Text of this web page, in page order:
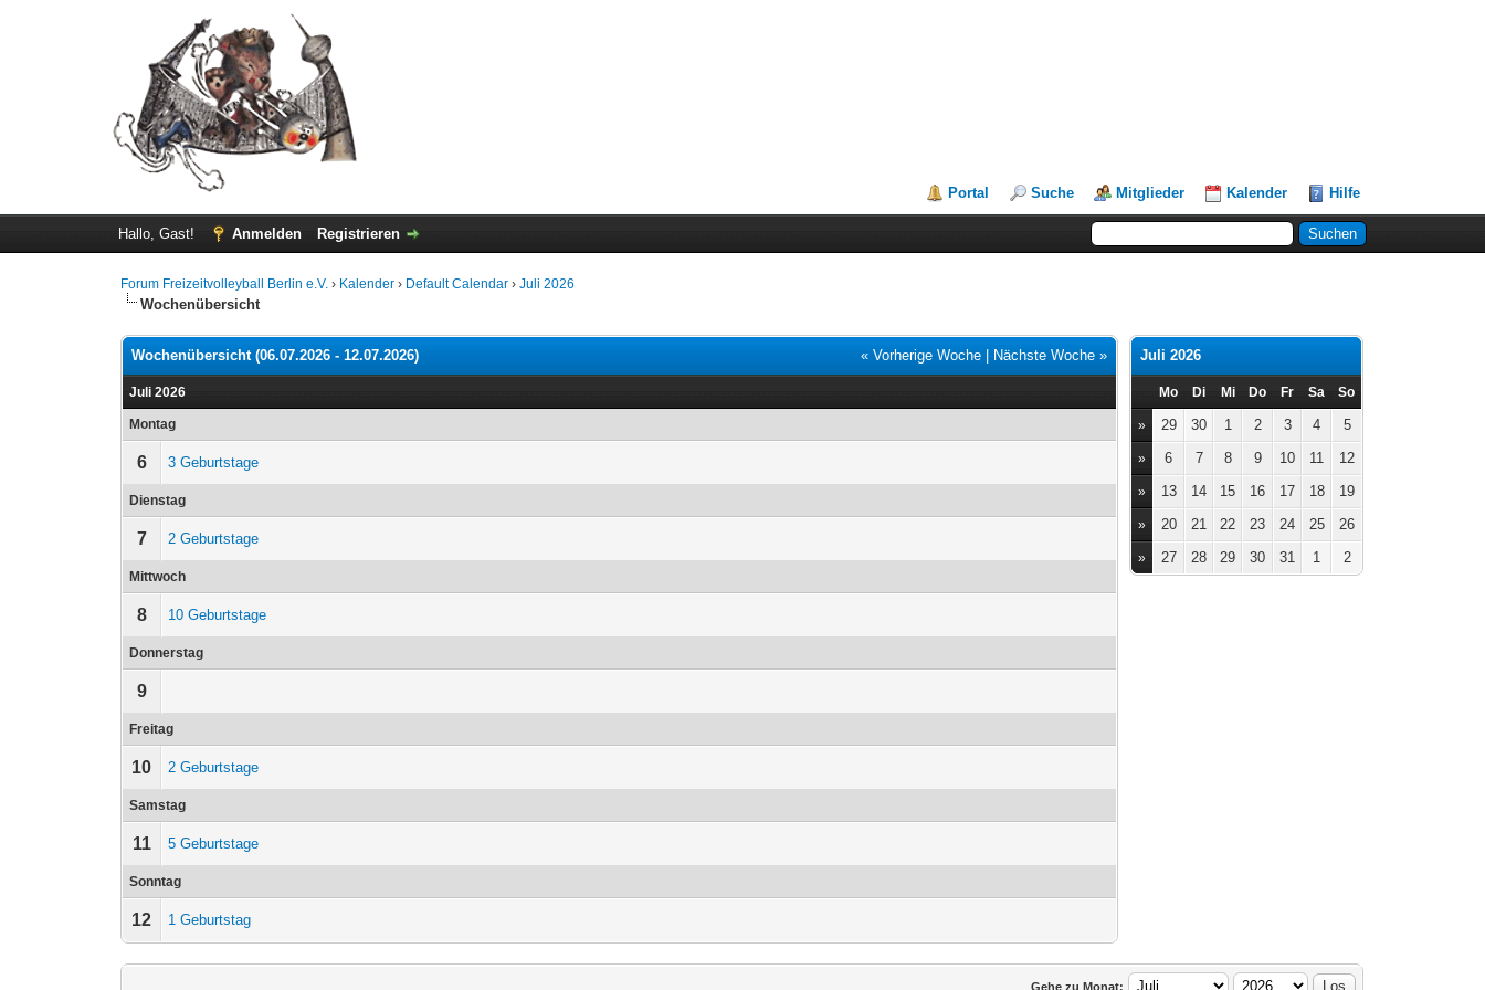
Portal Suche Mitglieder Kalender Hilfe
Hallo, Gast! Anmelden Registrieren
Forum Freizeitvolleyball Berlin e.V. › Kalender › Default Calendar ›Juli 2026
Wochenübersicht
« Vorherige Woche Nächste Woche »
Wochenübersicht (06.07.2026 - 12.07.2026)
Juli 2026
Montag
6 3 Geburtstage
Dienstag
7 2 Geburtstage
Mittwoch
8 10 Geburtstage
Donnerstag
9
Freitag
10 2 Geburtstage
Samstag
11 5 Geburtstage
Sonntag
12 1 Geburtstag
Juli 2026
Mo Di Mi Do Fr Sa So
» 29 30 1 2 3 4 5
» 6 7 8 9 10 11 12
» 13 14 15 16 17 18 19
» 20 21 22 23 24 25 26
» 27 28 29 30 31 1 2
Gehe zu Monat: